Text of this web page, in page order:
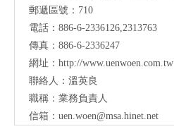
郵遞區號：710
電話：886-6-2336126,2313763
傳真：886-6-2336247
網址： http://www.uenwoen.com.tw
聯絡人：溫英良
職稱：業務負責人
信箱： uen.woen@msa.hinet.net